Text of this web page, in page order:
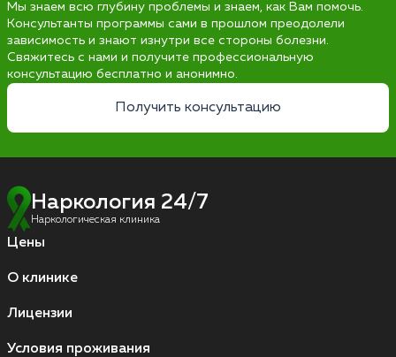
Мы знаем всю глубину проблемы и знаем, как Вам помочь.
Консультанты программы сами в прошлом преодолели
зависимость и знают изнутри все стороны болезни.
Свяжитесь с нами и получите профессиональную
консультацию бесплатно и анонимно.
Получить консультацию
Наркология 24/7
Наркологическая клиника
Цены
О клинике
Лицензии
Условия проживания